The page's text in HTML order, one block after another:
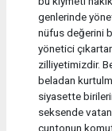
genlerinde
nüfus değerini
yönetici
zilliyetimizdir.
beladan
siyasette
seksende
cuntonun